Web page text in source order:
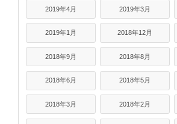
2019年4月 2019年3月
2019年1月 2018年12月
2018年9月 2018年8月
2018年6月 2018年5月
2018年3月 2018年2月